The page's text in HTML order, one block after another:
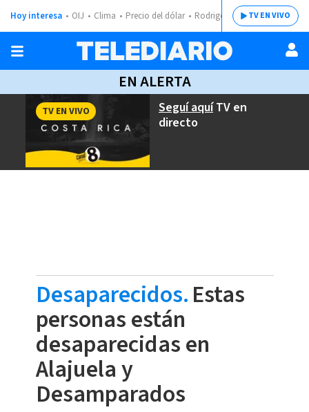
Hoy interesa OIJ Clima Precio del dólar Rodrigo ChavesTV EN VIVO
EN ALERTA
Seguí aquíTV en
directo
TV EN VIVO
Desaparecidos.Estas
personas están
desaparecidas en
Alajuela y
Desamparados